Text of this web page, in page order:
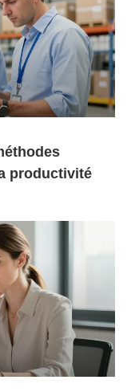
productivité